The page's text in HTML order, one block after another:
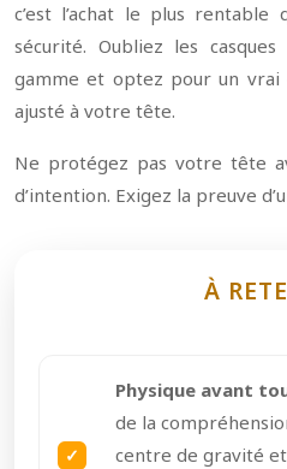
c’est l’achat le plus
sécurité. Oubliez les
gamme et optez pour un vrai
ajusté à votre tête.
Ne protégez pas votre tête
d’intention. Exigez la preuve
À
Physique avant
de la
centre de gravité et